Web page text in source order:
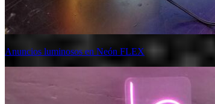
Anuncios luminosos en Neón FLEX